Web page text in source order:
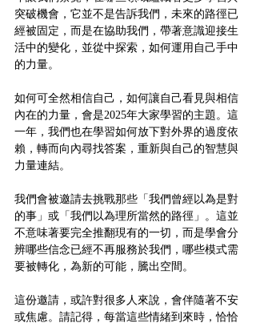
突破機會，它並不是告訴我們，未來的路徑已
經被固定，而是在協助我們，帶著意識迎接生
活中的變化，並從中探索，如何運用自己手中
的力量。
如何可全然相信自己，如何讓自己看見與相信
內在的力量，會是2025年大家學習的主題。這
一年，我們也在學習如何放下對外界的過度依
賴，轉而向內尋找答案，重新與自己的智慧與
力量連結。
我們會被邀請去挑戰那些「我們曾經以為是對
的事」或「我們以為理所當然的路徑」。這並
不意味著要完全推翻現有的一切，而是學會分
辨哪些信念已經不再服務於我們，哪些模式需
要被轉化，為新的可能，騰出空間。
這份邀請，或許對很多人來說，會伴隨著不安
或焦慮。請記得，每當這些情緒到來時，恰恰